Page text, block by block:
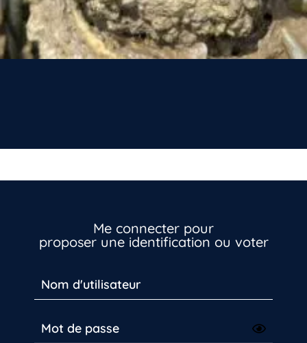
Me connecter pour
proposer une identification ou voter
Inscrivez-vous dès maintenant